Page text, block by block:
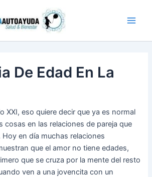
De Edad En La
XXI, eso quiere decir que ya es normal
cosas en las relaciones de pareja que
en día muchas relaciones
que el amor no tiene edades,
que se cruza por la mente del resto
ven a una jovencita con un